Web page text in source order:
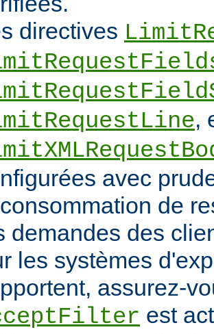
directives
,
avec
de
demandes des
les systèmes
assurez-
est